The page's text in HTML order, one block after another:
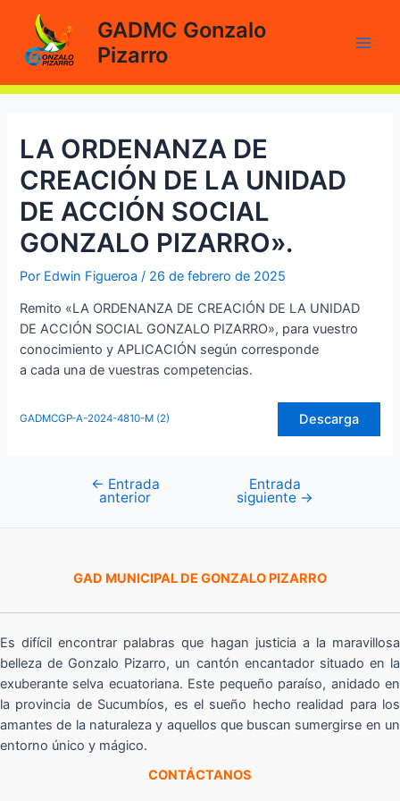
contenido
GADMC Gonzalo
Pizarro
LA ORDENANZA DE
CREACIÓN DE LA UNIDAD
DE ACCIÓN SOCIAL
GONZALO PIZARRO».
Por Edwin Figueroa/ 26 de febrero de 2025
Remito «LA ORDENANZA DE CREACIÓN DE LA UNIDAD
DE ACCIÓN SOCIAL GONZALO PIZARRO», para vuestro
conocimiento y APLICACIÓN según corresponde
a cada una de vuestras competencias.
GADMCGP-A-2024-4810-M (2) Descarga
Navegación
← Entrada
anterior
Entrada
siguiente →
GAD MUNICIPAL DE GONZALO PIZARRO
Es difícil encontrar palabras que hagan justicia a la maravillosa
belleza de Gonzalo Pizarro, un cantón encantador situado en la
exuberante selva ecuatoriana. Este pequeño paraíso, anidado en
la provincia de Sucumbíos, es el sueño hecho realidad para los
amantes de la naturaleza y aquellos que buscan sumergirse en un
entorno único y mágico.
CONTÁCTANOS